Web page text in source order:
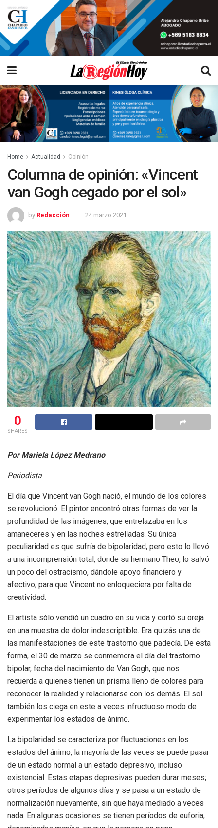
Home Actualidad Opinión
Columna de opinión: «Vincent
van Gogh cegado por el sol»
by Redacción 24 marzo 2021
0
SHARES
Por Mariela López Medrano
Periodista
El día que Vincent van Gogh nació, el mundo de los colores
se revolucionó. El pintor encontró otras formas de ver la
profundidad de las imágenes, que entrelazaba en los
amaneceres y en las noches estrelladas. Su única
peculiaridad es que sufría de bipolaridad, pero esto lo llevó
a una incomprensión total, donde su hermano Theo, lo salvó
un poco del ostracismo, dándole apoyo financiero y
afectivo, para que Vincent no enloqueciera por falta de
creatividad.
El artista sólo vendió un cuadro en su vida y cortó su oreja
en una muestra de dolor indescriptible. Era quizás una de
las manifestaciones de este trastorno que padecía. De esta
forma, el 30 de marzo se conmemora el día del trastorno
bipolar, fecha del nacimiento de Van Gogh, que nos
recuerda a quienes tienen un prisma lleno de colores para
reconocer la realidad y relacionarse con los demás. El sol
también los ciega en este a veces infructuoso modo de
experimentar los estados de ánimo.
La bipolaridad se caracteriza por fluctuaciones en los
estados del ánimo, la mayoría de las veces se puede pasar
de un estado normal a un estado depresivo, incluso
existencial. Estas etapas depresivas pueden durar meses;
otros períodos de algunos días y se pasa a un estado de
normalización nuevamente, sin que haya mediado a veces
nada. En algunas ocasiones se tienen períodos de euforia,